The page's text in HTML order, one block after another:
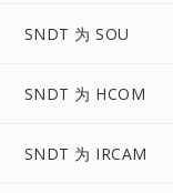
SNDT 为 SOU
SNDT 为 HCOM
SNDT 为 IRCAM